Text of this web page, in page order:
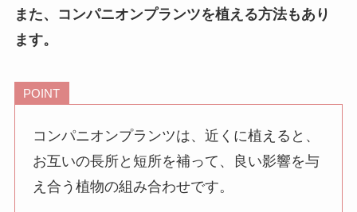
また、コンパニオンプランツを植える方法もあり
ます。
POINT
コンパニオンプランツは、近くに植えると、
お互いの長所と短所を補って、良い影響を与
え合う植物の組み合わせです。